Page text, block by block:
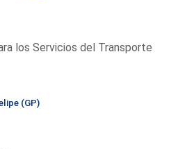
los Servicios del Transporte
(GP)